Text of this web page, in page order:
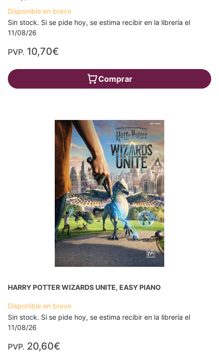
Disponible en breve
Sin stock. Si se pide hoy, se estima recibir en la librería el
11/08/26
PVP. 10,70€
Comprar
HARRY POTTER WIZARDS UNITE, EASY PIANO
Disponible en breve
Sin stock. Si se pide hoy, se estima recibir en la librería el
11/08/26
PVP. 20,60€